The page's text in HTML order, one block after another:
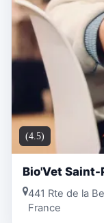
(4.5)
Bio'Vet
441 Rte de la
France